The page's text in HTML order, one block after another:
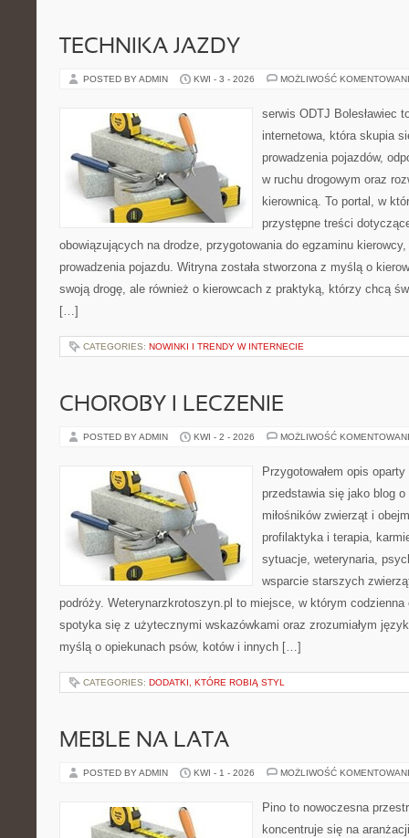
TECHNIKA JAZDY
POSTED BY ADMIN KWI - 3 - 2026 MOŻLIWOŚĆ
serwis ODTJ Bolesławiec
internetowa, która skupia
prowadzenia pojazdów,
w ruchu drogowym oraz
kierownicą. To portal, w
przystępne treści
obowiązujących na drodze, przygotowania do egzaminu
prowadzenia pojazdu. Witryna została stworzona z myślą o
swoją drogę, ale również o kierowcach z praktyką, którzy chcą
[…]
CATEGORIES: NOWINKI I TRENDY W INTERNECIE
CHOROBY I LECZENIE
POSTED BY ADMIN KWI - 2 - 2026 MOŻLIWOŚĆ
Przygotowałem opis
przedstawia się jako blog
miłośników zwierząt i
profilaktyka i terapia,
sytuacje, weterynaria,
wsparcie starszych
podróży. Weterynarzkrotoszyn.pl to miejsce, w którym codzienna
spotyka się z użytecznymi wskazówkami oraz zrozumiałym
myślą o opiekunach psów, kotów i innych […]
CATEGORIES: DODATKI, KTÓRE ROBIĄ STYL
MEBLE NA LATA
POSTED BY ADMIN KWI - 1 - 2026 MOŻLIWOŚĆ
Pino to nowoczesna
koncentruje się na